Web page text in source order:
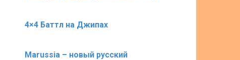
4×4 Баттл на Джипах
Marussia – новый русский